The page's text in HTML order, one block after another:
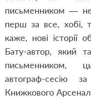
письменником —
перш за все, хобі,
каже, нові історії
Бату-автор, який
письменником,
автограф-сесію
Книжкового